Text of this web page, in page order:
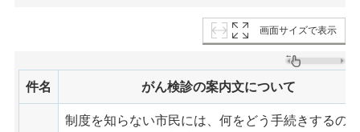
画面サイズで表示
件名 がん検診の案内文について
制度を知らない市民には、何をどう手続きするの